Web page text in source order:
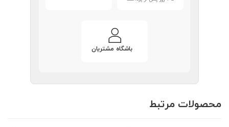
باشگاه مشتریان
محصولات مرتبط